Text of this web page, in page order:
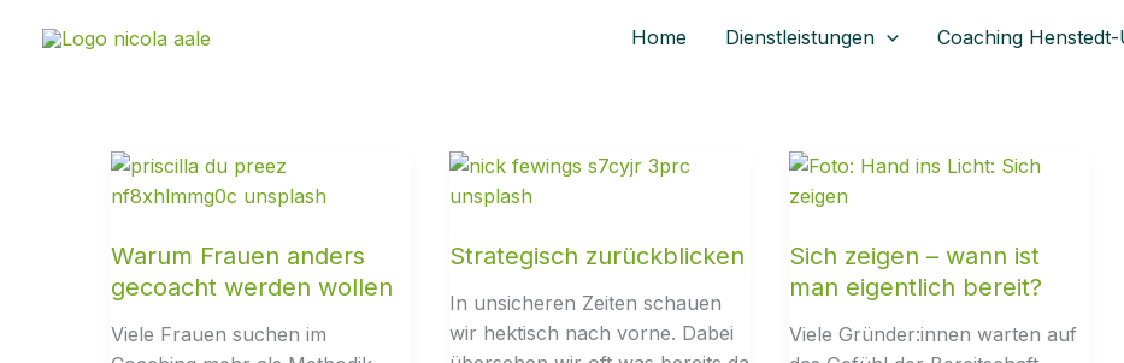
Inhalt
Home Dienstleistungen Coaching
Warum Frauen anders
gecoacht werden wollen
Viele Frauen suchen im
Strategisch zurückblicken
In unsicheren Zeiten schauen
wir hektisch nach vorne. Dabei
Sich zeigen – wann ist
man eigentlich bereit?
Viele Gründer:innen warten auf